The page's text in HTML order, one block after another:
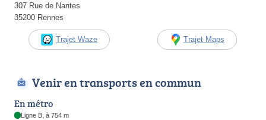
307 Rue de Nantes
35200 Rennes
Trajet Waze Trajet Maps
Venir en transports en commun
En métro
Ligne B, à 754 m